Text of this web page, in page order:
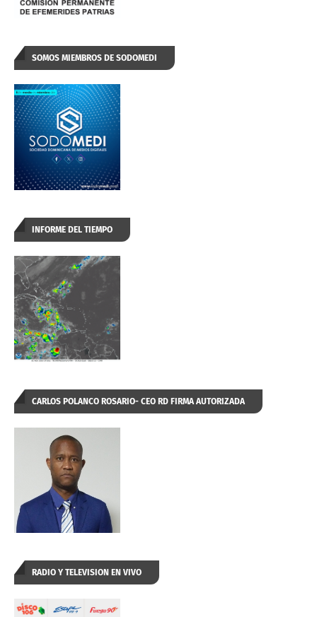
SOMOS MIEMBROS DE SODOMEDI
INFORME DEL TIEMPO
CARLOS POLANCO ROSARIO- CEO RD FIRMA AUTORIZADA
RADIO Y TELEVISION EN VIVO